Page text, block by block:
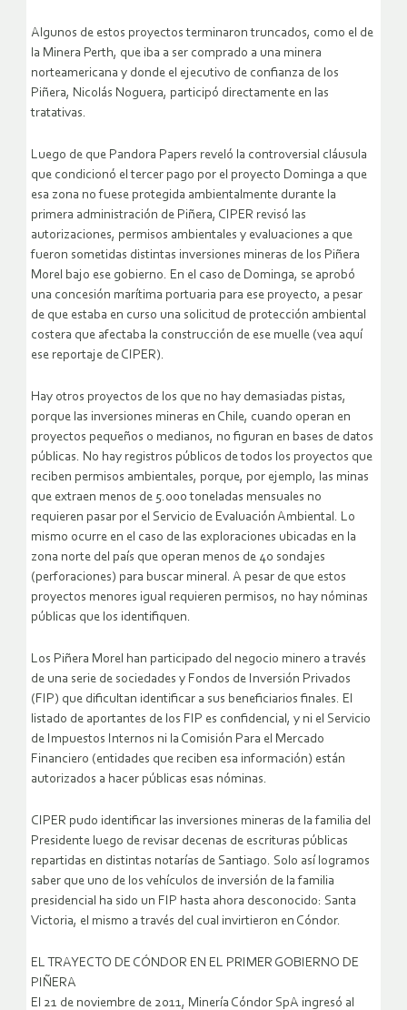
Algunos de estos proyectos terminaron truncados, como el de
la Minera Perth, que iba a ser comprado a una minera
norteamericana y donde el ejecutivo de confianza de los
Piñera, Nicolás Noguera, participó directamente en las
tratativas.
Luego de que Pandora Papers reveló la controversial cláusula
que condicionó el tercer pago por el proyecto Dominga a que
esa zona no fuese protegida ambientalmente durante la
primera administración de Piñera, CIPER revisó las
autorizaciones, permisos ambientales y evaluaciones a que
fueron sometidas distintas inversiones mineras de los Piñera
Morel bajo ese gobierno. En el caso de Dominga, se aprobó
una concesión marítima portuaria para ese proyecto, a pesar
de que estaba en curso una solicitud de protección ambiental
costera que afectaba la construcción de ese muelle (vea aquí
ese reportaje de CIPER).
Hay otros proyectos de los que no hay demasiadas pistas,
porque las inversiones mineras en Chile, cuando operan en
proyectos pequeños o medianos, no figuran en bases de datos
públicas. No hay registros públicos de todos los proyectos que
reciben permisos ambientales, porque, por ejemplo, las minas
que extraen menos de 5.000 toneladas mensuales no
requieren pasar por el Servicio de Evaluación Ambiental. Lo
mismo ocurre en el caso de las exploraciones ubicadas en la
zona norte del país que operan menos de 40 sondajes
(perforaciones) para buscar mineral. A pesar de que estos
proyectos menores igual requieren permisos, no hay nóminas
públicas que los identifiquen.
Los Piñera Morel han participado del negocio minero a través
de una serie de sociedades y Fondos de Inversión Privados
(FIP) que dificultan identificar a sus beneficiarios finales. El
listado de aportantes de los FIP es confidencial, y ni el Servicio
de Impuestos Internos ni la Comisión Para el Mercado
Financiero (entidades que reciben esa información) están
autorizados a hacer públicas esas nóminas.
CIPER pudo identificar las inversiones mineras de la familia del
Presidente luego de revisar decenas de escrituras públicas
repartidas en distintas notarías de Santiago. Solo así logramos
saber que uno de los vehículos de inversión de la familia
presidencial ha sido un FIP hasta ahora desconocido: Santa
Victoria, el mismo a través del cual invirtieron en Cóndor.
EL TRAYECTO DE CÓNDOR EN EL PRIMER GOBIERNO DE
PIÑERA
El 21 de noviembre de 2011, Minería Cóndor SpA ingresó al